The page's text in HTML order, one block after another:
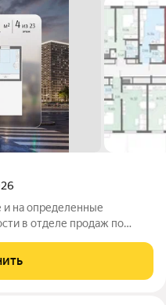
и на определенные
по
м. Квартира с чистовой